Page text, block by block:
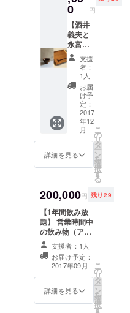
眼鏡を
製造し
お渡し
しま
す。 型
紙パ
ターン
を送付
素材選
び→プ
ロトタ
イプ製
作送付
→製作
※お届け
まで半
年程度
いただ
す。
0 円
【酒井
義夫と
永富三
基が製
作する
オリジ
ナルお
椀セッ
トの製
作】
PARK
副理事
の酒井
義夫と
理事永
富三基
する”オ
ジリナ
ルお椀
セッ
ト”をお
ます。
※角盆、
箸置
き、汁
椀、飯
支援
者：
1人
お届
け予
定：
2017
年12
月
詳細を見る
こ
の
リ
タ
ー
ン
を
選
択
す
る
200,000円 残り29
【1年間飲み放
題】 営業時間中
の飲み物（アル
コールを含む）
１年間飲み放題
パスポートで
す。 PARKが
オープンしてい
る時間で1年間、
支援者：1人
お届け予定：
2017年09月
詳細を見る
こ
の
リ
タ
ー
ン
を
選
択
す